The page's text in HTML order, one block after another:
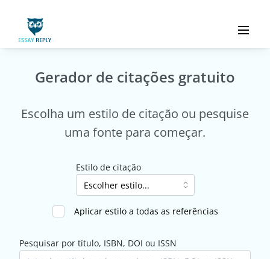
Gerador de citações gratuito
Escolha um estilo de citação ou pesquise
uma fonte para começar.
Estilo de citação
Aplicar estilo a todas as referências
Pesquisar por título, ISBN, DOI ou ISSN